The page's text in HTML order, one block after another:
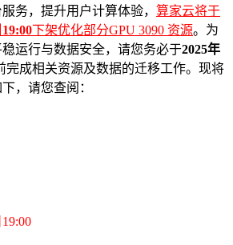
务，提升用户计算体验， 算家云将于
19:00下架优化部分GPU 3090 资源。为
运行与数据安全，请您务必于2025年
完成相关资源及数据的迁移工作。现将
，请您查阅：